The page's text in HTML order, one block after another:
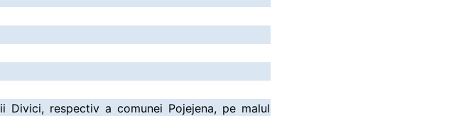
respectiv a comunei Pojejena, pe malul